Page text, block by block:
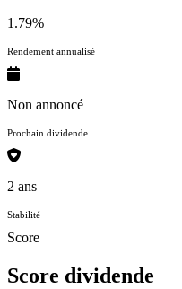
1.79%
Rendement annualisé
Non annoncé
Prochain dividende
2 ans
Stabilité
Score
Score dividende